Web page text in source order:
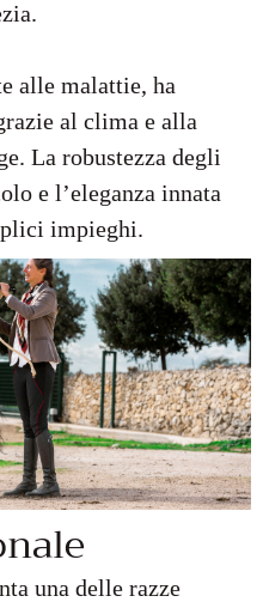
alle malattie, ha
al clima e alla
La robustezza degli
e l’eleganza innata
impieghi.
una delle razze